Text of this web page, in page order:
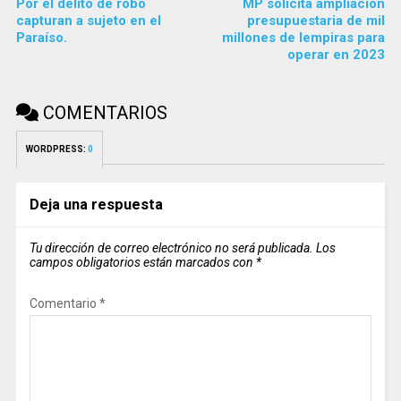
Por el delito de robo
capturan a sujeto en el
Paraíso.
MP solicita ampliación
presupuestaria de mil
millones de lempiras para
operar en 2023
COMENTARIOS
WORDPRESS: 0
Deja una respuesta
Tu dirección de correo electrónico no será publicada. Los
campos obligatorios están marcados con *
Comentario *